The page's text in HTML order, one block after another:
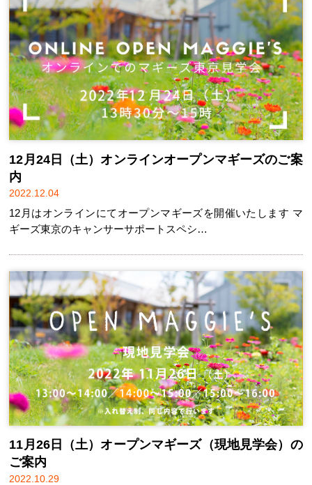
12月24日（土）オンラインオープンマギーズのご案
内
2022.12.04
12月はオンラインにてオープンマギーズを開催いたします マ
ギーズ東京のキャンサーサポートスペシ…
11月26日（土）オープンマギーズ（現地見学会）の
ご案内
2022.10.29